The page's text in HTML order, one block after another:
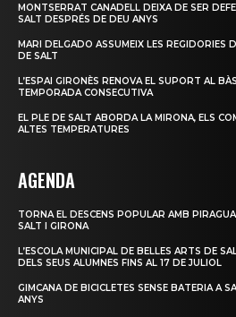
MONTSERRAT CANADELL DEIXA DE SER
SALT DESPRÉS DE DEU ANYS
MARI DELGADO ASSUMEIX LES REGIDORIES
DE SALT
L’ESPAI GIRONÈS RENOVA EL SUPORT AL
TEMPORADA CONSECUTIVA
EL PLE DE SALT ABORDA LA MIRONA, ELS
ALTES TEMPERATURES
AGENDA
TORNA EL DESCENS POPULAR AMB
SALT I GIRONA
L’ESCOLA MUNICIPAL DE BELLES ARTS DE
DELS SEUS ALUMNES FINS AL 17 DE JULIOL
GIMCANA DE BICICLETES SENSE BATERIA A
ANYS